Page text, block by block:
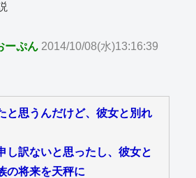
ーぷん 2014/10/08(水)13:16:39
と思うんだけど、彼女と別れ
し訳ないと思ったし、彼女と
の将来を天秤に